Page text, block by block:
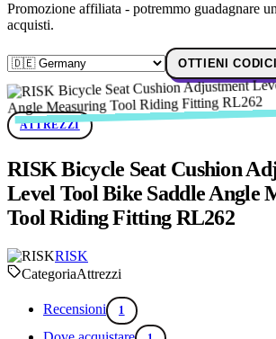
Promozione affiliata - potremmo guadagnare
acquisti.
OTTIENI
ATTREZZI
RISK Bicycle Seat Cushion
Level Tool Bike Saddle Angle
Tool Riding Fitting RL262
RISK
CategoriaAttrezzi
Recensioni 1